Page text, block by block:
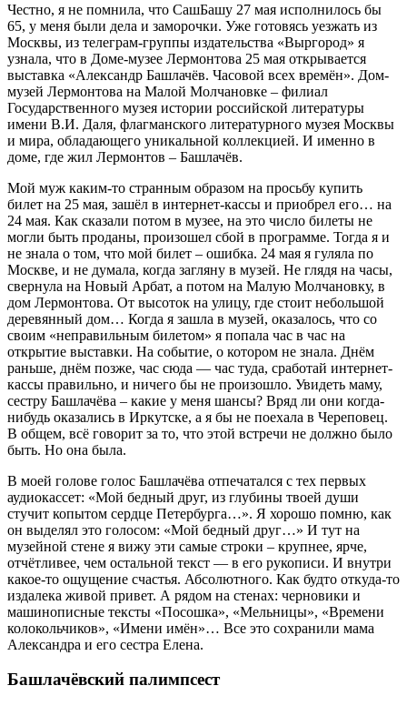
Честно, я не помнила, что СашБашу 27 мая исполнилось бы
65, у меня были дела и заморочки. Уже готовясь уезжать из
Москвы, из телеграм-группы издательства «Выргород» я
узнала, что в Доме-музее Лермонтова 25 мая открывается
выставка «Александр Башлачёв. Часовой всех времён». Дом-
музей Лермонтова на Малой Молчановке – филиал
Государственного музея истории российской литературы
имени В.И. Даля, флагманского литературного музея Москвы
и мира, обладающего уникальной коллекцией. И именно в
доме, где жил Лермонтов – Башлачёв.
Мой муж каким-то странным образом на просьбу купить
билет на 25 мая, зашёл в интернет-кассы и приобрел его… на
24 мая. Как сказали потом в музее, на это число билеты не
могли быть проданы, произошел сбой в программе. Тогда я и
не знала о том, что мой билет – ошибка. 24 мая я гуляла по
Москве, и не думала, когда загляну в музей. Не глядя на часы,
свернула на Новый Арбат, а потом на Малую Молчановку, в
дом Лермонтова. От высоток на улицу, где стоит небольшой
деревянный дом… Когда я зашла в музей, оказалось, что со
своим «неправильным билетом» я попала час в час на
открытие выставки. На событие, о котором не знала. Днём
раньше, днём позже, час сюда — час туда, сработай интернет-
кассы правильно, и ничего бы не произошло. Увидеть маму,
сестру Башлачёва – какие у меня шансы? Вряд ли они когда-
нибудь оказались в Иркутске, а я бы не поехала в Череповец.
В общем, всё говорит за то, что этой встречи не должно было
быть. Но она была.
В моей голове голос Башлачёва отпечатался с тех первых
аудиокассет: «Мой бедный друг, из глубины твоей души
стучит копытом сердце Петербурга…». Я хорошо помню, как
он выделял это голосом: «Мой бедный друг…» И тут на
музейной стене я вижу эти самые строки – крупнее, ярче,
отчётливее, чем остальной текст — в его рукописи. И внутри
какое-то ощущение счастья. Абсолютного. Как будто откуда-то
издалека живой привет. А рядом на стенах: черновики и
машинописные тексты «Посошка», «Мельницы», «Времени
колокольчиков», «Имени имён»… Все это сохранили мама
Александра и его сестра Елена.
Башлачёвский палимпсест